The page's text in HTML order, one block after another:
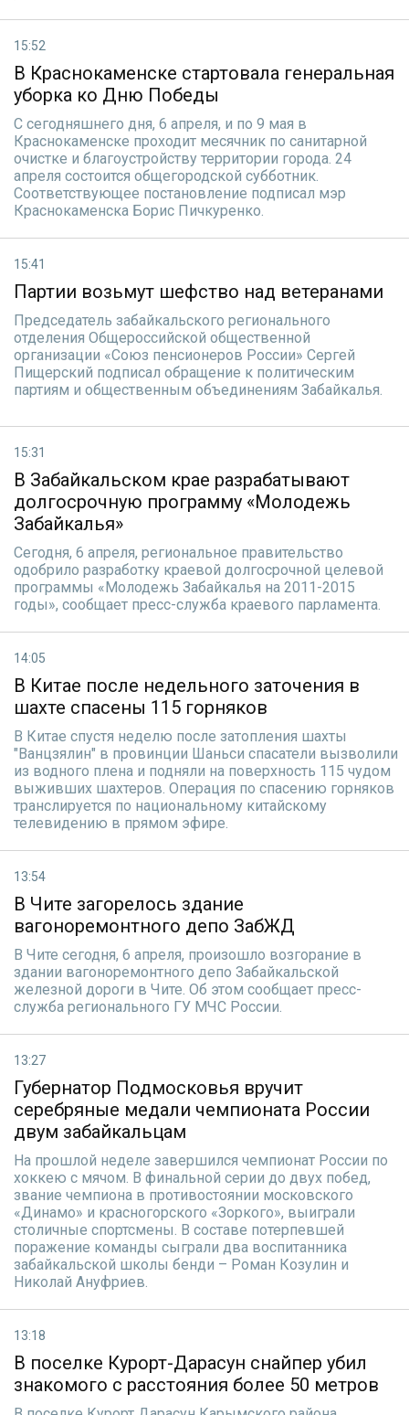
15:52
В Краснокаменске стартовала генеральная
уборка ко Дню Победы
С сегодняшнего дня, 6 апреля, и по 9 мая в
Краснокаменске проходит месячник по санитарной
очистке и благоустройству территории города. 24
апреля состоится общегородской субботник.
Соответствующее постановление подписал мэр
Краснокаменска Борис Пичкуренко.
15:41
Партии возьмут шефство над ветеранами
Председатель забайкальского регионального
отделения Общероссийской общественной
организации «Союз пенсионеров России» Сергей
Пищерский подписал обращение к политическим
партиям и общественным объединениям Забайкалья.
15:31
В Забайкальском крае разрабатывают
долгосрочную программу «Молодежь
Забайкалья»
Сегодня, 6 апреля, региональное правительство
одобрило разработку краевой долгосрочной целевой
программы «Молодежь Забайкалья на 2011-2015
годы», сообщает пресс-служба краевого парламента.
14:05
В Китае после недельного заточения в
шахте спасены 115 горняков
В Китае спустя неделю после затопления шахты
"Ванцзялин" в провинции Шаньси спасатели вызволили
из водного плена и подняли на поверхность 115 чудом
выживших шахтеров. Операция по спасению горняков
транслируется по национальному китайскому
телевидению в прямом эфире.
13:54
В Чите загорелось здание
вагоноремонтного депо ЗабЖД
В Чите сегодня, 6 апреля, произошло возгорание в
здании вагоноремонтного депо Забайкальской
железной дороги в Чите. Об этом сообщает пресс-
служба регионального ГУ МЧС России.
13:27
Губернатор Подмосковья вручит
серебряные медали чемпионата России
двум забайкальцам
На прошлой неделе завершился чемпионат России по
хоккею с мячом. В финальной серии до двух побед,
звание чемпиона в противостоянии московского
«Динамо» и красногорского «Зоркого», выиграли
столичные спортсмены. В составе потерпевшей
поражение команды сыграли два воспитанника
забайкальской школы бенди – Роман Козулин и
Николай Ануфриев.
13:18
В поселке Курорт-Дарасун снайпер убил
знакомого с расстояния более 50 метров